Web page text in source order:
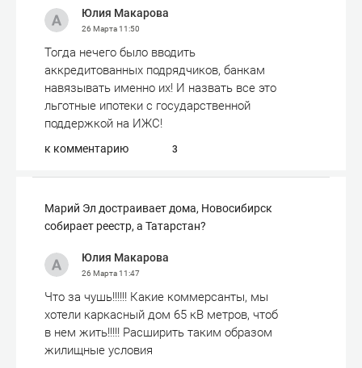
Юлия Макарова
26 Марта11:50
Тогда нечего было вводить
аккредитованных подрядчиков, банкам
навязывать именно их! И назвать все это
льготные ипотеки с государственной
поддержкой на ИЖС!
к комментарию 3
Марий Эл достраивает дома, Новосибирск
собирает реестр, а Татарстан?
Юлия Макарова
26 Марта11:47
Что за чушь!!!!!! Какие коммерсанты, мы
хотели каркасный дом 65 кВ метров, чтоб
в нем жить!!!!! Расширить таким образом
жилищные условия